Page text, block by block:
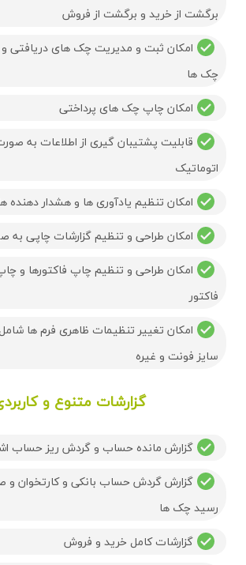
برگشت از خرید و برگشت از فروش
امکان ثبت و مدیریت چک های دریافتی
چک ها
امکان چاپ چک های پرداختی
قابلیت پشتیبان گیری از اطلاعات به
اتوماتیک
امکان تنظیم یادآوری ها و هشدار دهنده
امکان طراحی و تنظیم گزارشات چاپی به
امکان طراحی و تنظیم چاپ فاکتورها و
فاکتور
امکان تغییر تنظیمات ظاهری فرم ها
سایز فونت و غیره
گزارشات متنوع و
گزارش مانده حساب و گردش ریز حساب
گزارش گردش حساب بانکی و کارتخوان و
رسید چک ها
گزارشات کامل خرید و فروش